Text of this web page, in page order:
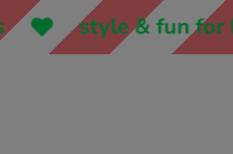
style & fun for